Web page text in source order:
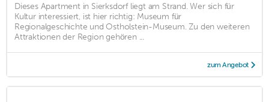
Dieses Apartment in Sierksdorf liegt am Strand. Wer sich für
Kultur interessiert, ist hier richtig: Museum für
Regionalgeschichte und Ostholstein-Museum. Zu den weiteren
Attraktionen der Region gehören ...
zum Angebot